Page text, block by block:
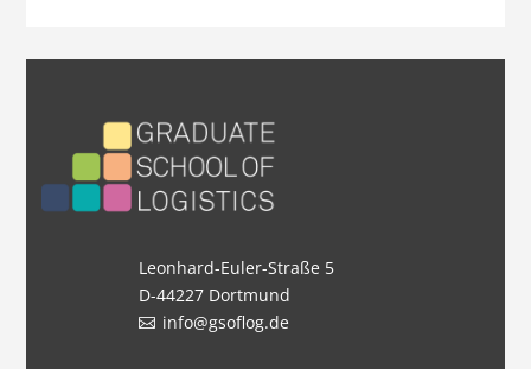
Leonhard-Euler-Straße 5
D-44227 Dortmund
info@gsoflog.de